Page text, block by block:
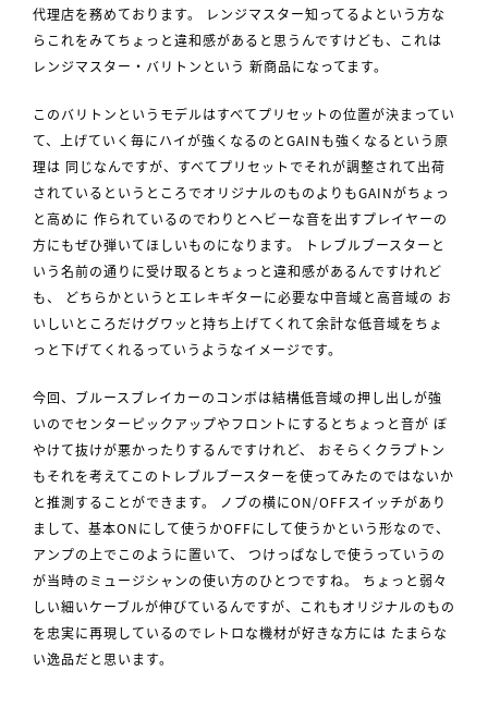
代理店を務めております。 レンジマスター知ってるよという方な
らこれをみてちょっと違和感があると思うんですけども、これは
レンジマスター・バリトンという 新商品になってます。
このバリトンというモデルはすべてプリセットの位置が決まってい
て、上げていく毎にハイが強くなるのとGAINも強くなるという原
理は 同じなんですが、すべてプリセットでそれが調整されて出荷
されているというところでオリジナルのものよりもGAINがちょっ
と高めに 作られているのでわりとヘビーな音を出すプレイヤーの
方にもぜひ弾いてほしいものになります。 トレブルブースターと
いう名前の通りに受け取るとちょっと違和感があるんですけれど
も、 どちらかというとエレキギターに必要な中音域と高音域の お
いしいところだけグワッと持ち上げてくれて余計な低音域をちょ
っと下げてくれるっていうようなイメージです。
今回、ブルースブレイカーのコンボは結構低音域の押し出しが強
いのでセンターピックアップやフロントにするとちょっと音が ぼ
やけて抜けが悪かったりするんですけれど、 おそらくクラプトン
もそれを考えてこのトレブルブースターを使ってみたのではないか
と推測することができます。 ノブの横にON/OFFスイッチがあり
まして、基本ONにして使うかOFFにして使うかという形なので、
アンプの上でこのように置いて、 つけっぱなしで使うっていうの
が当時のミュージシャンの使い方のひとつですね。 ちょっと弱々
しい細いケーブルが伸びているんですが、これもオリジナルのもの
を忠実に再現しているのでレトロな機材が好きな方には たまらな
い逸品だと思います。